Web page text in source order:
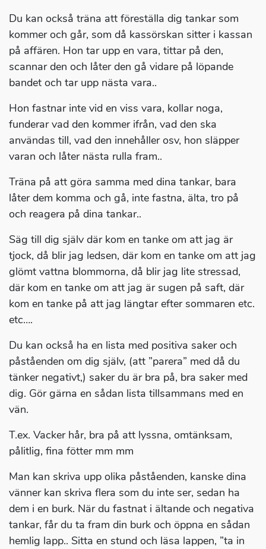
Du kan också träna att föreställa dig tankar som
kommer och går, som då kassörskan sitter i kassan
på affären. Hon tar upp en vara, tittar på den,
scannar den och låter den gå vidare på löpande
bandet och tar upp nästa vara..
Hon fastnar inte vid en viss vara, kollar noga,
funderar vad den kommer ifrån, vad den ska
användas till, vad den innehåller osv, hon släpper
varan och låter nästa rulla fram..
Träna på att göra samma med dina tankar, bara
låter dem komma och gå, inte fastna, älta, tro på
och reagera på dina tankar..
Säg till dig själv där kom en tanke om att jag är
tjock, då blir jag ledsen, där kom en tanke om att jag
glömt vattna blommorna, då blir jag lite stressad,
där kom en tanke om att jag är sugen på saft, där
kom en tanke på att jag längtar efter sommaren etc.
etc….
Du kan också ha en lista med positiva saker och
påståenden om dig själv, (att ”parera” med då du
tänker negativt,) saker du är bra på, bra saker med
dig. Gör gärna en sådan lista tillsammans med en
vän.
T.ex. Vacker hår, bra på att lyssna, omtänksam,
pålitlig, fina fötter mm mm
Man kan skriva upp olika påståenden, kanske dina
vänner kan skriva flera som du inte ser, sedan ha
dem i en burk. När du fastnat i ältande och negativa
tankar, får du ta fram din burk och öppna en sådan
hemlig lapp.. Sitta en stund och läsa lappen, ”ta in